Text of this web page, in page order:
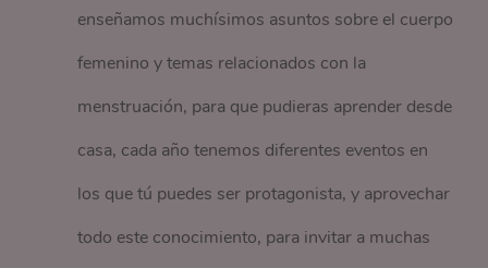
enseñamos muchísimos asuntos sobre el cuerpo
femenino y temas relacionados con la
menstruación, para que pudieras aprender desde
casa, cada año tenemos diferentes eventos en
los que tú puedes ser protagonista, y aprovechar
todo este conocimiento, para invitar a muchas